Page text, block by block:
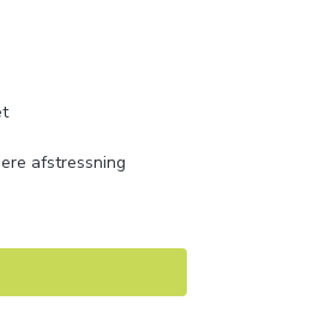
afstressning